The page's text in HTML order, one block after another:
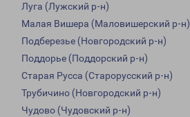
Луга (Лужский р-н)
Малая Вишера (Маловишерский р-н)
Подберезье (Новгородский р-н)
Поддорье (Поддорский р-н)
Старая Русса (Старорусский р-н)
Трубичино (Новгородский р-н)
Чудово (Чудовский р-н)